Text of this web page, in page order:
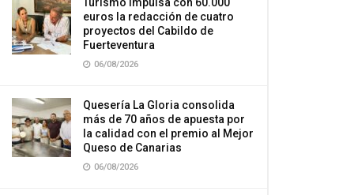
euros la redacción de cuatro
proyectos del Cabildo de
Fuerteventura
06/08/2026
Quesería La Gloria consolida
más de 70 años de apuesta por
la calidad con el premio al Mejor
Queso de Canarias
06/08/2026